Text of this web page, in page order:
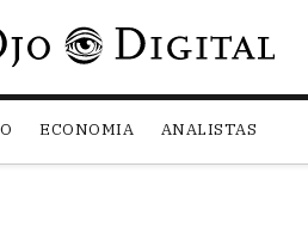
Pasar al contenido principal
ECONOMIA ANALISTAS